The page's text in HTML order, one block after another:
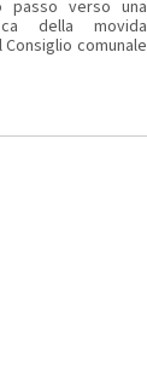
passo verso una
della movida
comunale